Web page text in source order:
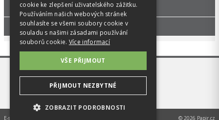
ŠKOLA, VÝTVARNÉ POTŘEBY
PŘÍSLUŠENSTVÍ
E-shop na míru od © 2026 Papir.cz
cookie ke zlepšení uživatelského zážitku.
Používáním našich webových stránek
souhlasíte se všemi soubory cookie v
souladu s našimi zásadami používání
souborů cookie. Více informací
VŠE PŘIJMOUT
PŘIJMOUT NEZBYTNÉ
ZOBRAZIT PODROBNOSTI